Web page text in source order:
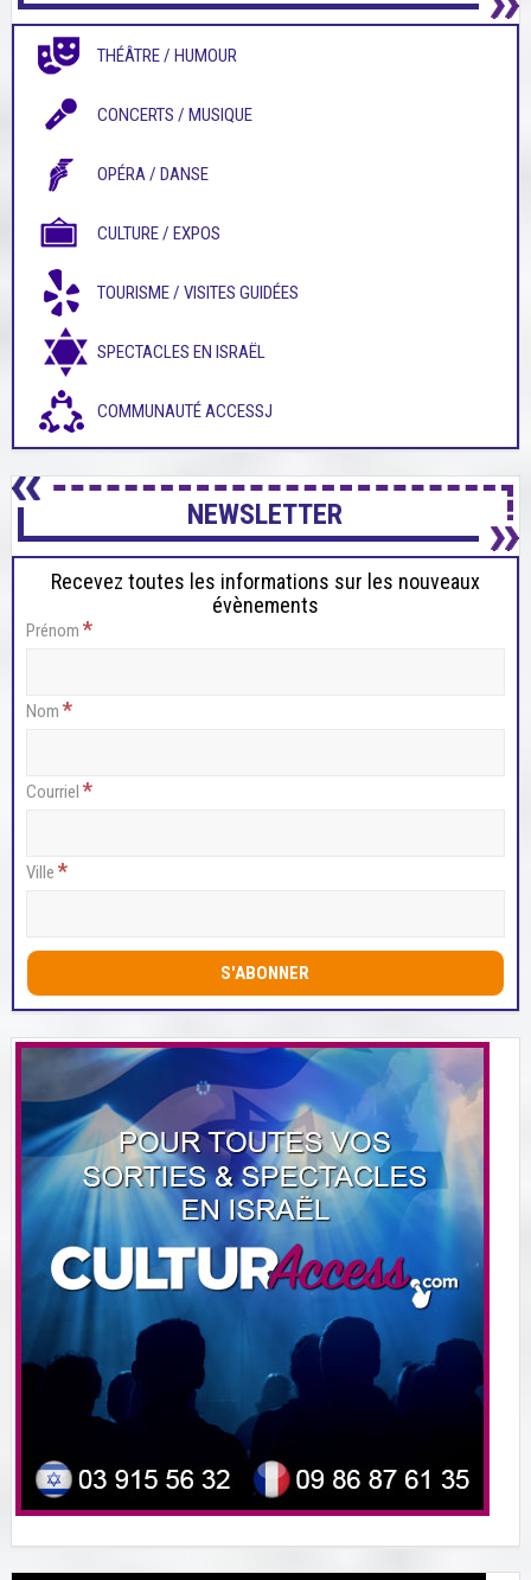
THÉÂTRE / HUMOUR
CONCERTS / MUSIQUE
OPÉRA / DANSE
CULTURE / EXPOS
TOURISME / VISITES GUIDÉES
SPECTACLES EN ISRAËL
COMMUNAUTÉ ACCESSJ
NEWSLETTER
Recevez toutes les informations sur les nouveaux
évènements
Prénom *
Nom *
Courriel *
Ville *